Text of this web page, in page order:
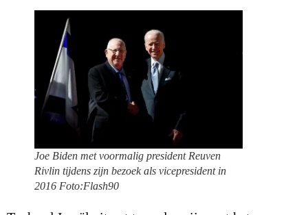
Joe Biden met voormalig president Reuven
Rivlin tijdens zijn bezoek als vicepresident in
2016 Foto:Flash90